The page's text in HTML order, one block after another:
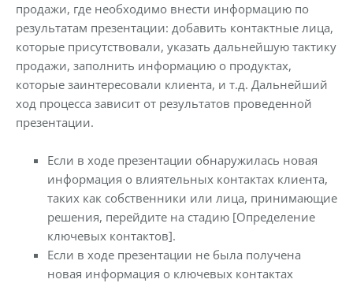
продажи, где необходимо внести информацию по
результатам презентации: добавить контактные лица,
которые присутствовали, указать дальнейшую тактику
продажи, заполнить информацию о продуктах,
которые заинтересовали клиента, и т.д. Дальнейший
ход процесса зависит от результатов проведенной
презентации.
Если в ходе презентации обнаружилась новая
информация о влиятельных контактах клиента,
таких как собственники или лица, принимающие
решения, перейдите на стадию [Определение
ключевых контактов].
Если в ходе презентации не была получена
новая информация о ключевых контактах